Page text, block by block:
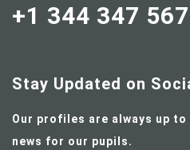
+1 344 347 567
Stay Updated on
Our profiles are always up
news for our pupils.